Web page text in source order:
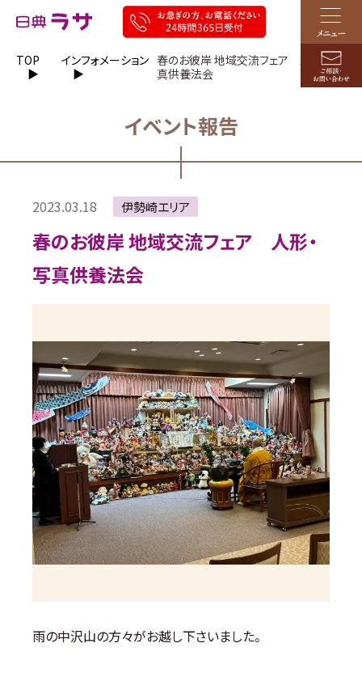
TOP インフォメーション 春のお彼岸 地域交流フェア 人形・写
真供養法会
イベント報告
2023.03.18 伊勢崎エリア
春のお彼岸 地域交流フェア 人形・
写真供養法会
雨の中沢山の方々がお越し下さいました。